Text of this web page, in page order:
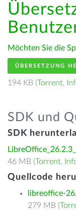
Möchten Sie die
ÜBERSETZUNG
194 KB (Torrent,
SDK und
SDK
46 MB (Torrent,
Quellcode
libreoffice-
279 MB (